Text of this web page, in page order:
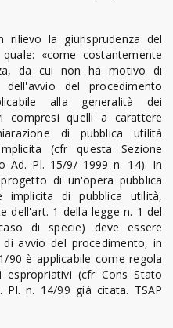
la giurisprudenza del
«come costantemente
da cui non ha motivo di
del procedimento
alla generalità dei
compresi quelli a carattere
di pubblica utilità
(cfr questa Sezione
Ad. Pl. 15/9/ 1999 n. 14). In
di un'opera pubblica
implicita di pubblica utilità,
dell'art. 1 della legge n. 1 del
di specie) deve essere
avvio del procedimento, in
90 è applicabile come regola
(cfr Cons Stato
Pl. n. 14/99 già citata. TSAP